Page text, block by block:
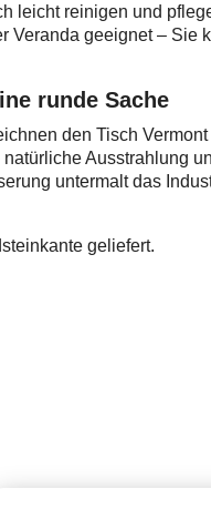
leicht reinigen und
Veranda geeignet – Sie
runde Sache
den Tisch
Ausstrahlung
untermalt das
geliefert.